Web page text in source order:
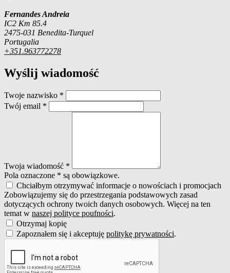
Fernandes Andreia
IC2 Km 85.4
2475-031 Benedita-Turquel
Portugalia
+351.963772278
Wyślij wiadomość
Twoje nazwisko *
Twój email *
Twoja wiadomość *
Pola oznaczone * są obowiązkowe.
Chciałbym otrzymywać informacje o nowościach i promocjach
Zobowiązujemy się do przestrzegania podstawowych zasad
dotyczących ochrony twoich danych osobowych. Więcej na ten
temat w naszej polityce poufności.
Otrzymaj kopię
Zapoznałem się i akceptuję politykę prywatności.